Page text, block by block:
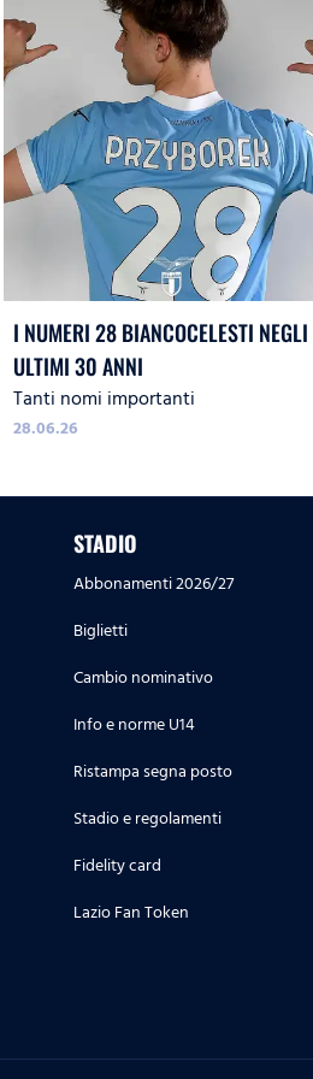
I NUMERI 28 BIANCOCELESTI NEGLI
ULTIMI 30 ANNI
Tanti nomi importanti
28.06.26
STADIO
Abbonamenti 2026/27
Biglietti
Cambio nominativo
Info e norme U14
Ristampa segna posto
Stadio e regolamenti
Fidelity card
Lazio Fan Token